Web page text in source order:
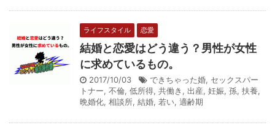
ライフスタイル 恋愛
結婚と恋愛はどう違う？男性が女性
に求めているもの。
2017/10/03 できちゃった婚, セックスパー
トナー, 不倫, 低所得, 共働き , 出産, 妊娠, 孫, 扶養,
晩婚化, 相談所, 結婚, 若い, 適齢期